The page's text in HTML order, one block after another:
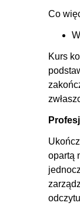
4.
4.1.
4.3.
4.4.
Co
Kurs
opartą